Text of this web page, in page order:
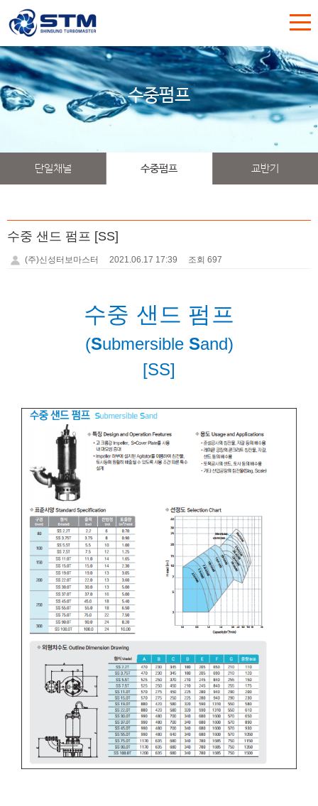
수중펌프
단일채널 수중펌프 교반기
수중 샌드 펌프 [SS]
(주)신성터보마스터 2021.06.17 17:39 조회 697
수중 샌드 펌프
(Submersible Sand)
[SS]